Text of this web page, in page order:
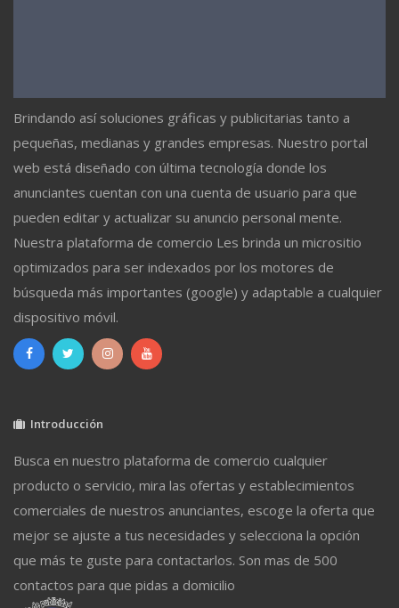
Brindando así soluciones gráficas y publicitarias tanto a
pequeñas, medianas y grandes empresas. Nuestro portal
web está diseñado con última tecnología donde los
anunciantes cuentan con una cuenta de usuario para que
pueden editar y actualizar su anuncio personal mente.
Nuestra plataforma de comercio Les brinda un micrositio
optimizados para ser indexados por los motores de
búsqueda más importantes (google) y adaptable a cualquier
dispositivo móvil.
Introducción
Busca en nuestro plataforma de comercio cualquier
producto o servicio, mira las ofertas y establecimientos
comerciales de nuestros anunciantes, escoge la oferta que
mejor se ajuste a tus necesidades y selecciona la opción
que más te guste para contactarlos. Son mas de 500
contactos para que pidas a domicilio